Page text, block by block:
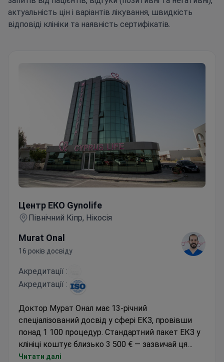
актуальність цін і варіантів лікування, швидкість
відповіді клініки та наявність сертифікатів.
Центр ЕКО Gynolife
Північний Кіпр, Нікосія
Murat Onal
16 років досвіду
Акредитації :
Акредитації :
Доктор Мурат Онал має 13-річний
спеціалізований досвід у сфері ЕКЗ, провівши
понад 1 100 процедур. Стандартний пакет ЕКЗ у
клініці коштує близько 3 500 € — зазвичай ця
сума покриває консультації, забір яйцеклітин,
Читати далі